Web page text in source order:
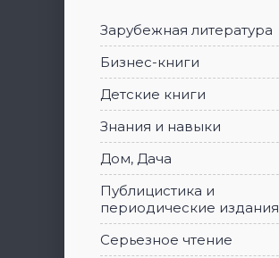
Зарубежная литература
Бизнес-книги
Детские книги
Знания и навыки
Дом, Дача
Публицистика и
периодические издания
Серьезное чтение